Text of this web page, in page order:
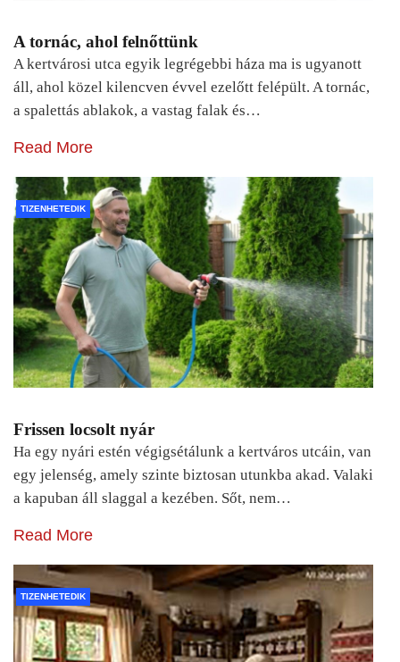
A tornác, ahol felnőttünk
A kertvárosi utca egyik legrégebbi háza ma is ugyanott
áll, ahol közel kilencven évvel ezelőtt felépült. A tornác,
a spalettás ablakok, a vastag falak és…
Read More
TIZENHETEDIK
Frissen locsolt nyár
Ha egy nyári estén végigsétálunk a kertváros utcáin, van
egy jelenség, amely szinte biztosan utunkba akad. Valaki
a kapuban áll slaggal a kezében. Sőt, nem…
Read More
TIZENHETEDIK